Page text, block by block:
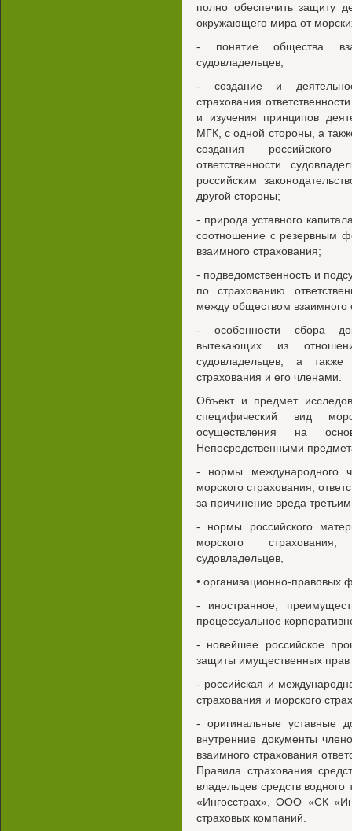
полно обеспечить защиту
окружающего мира от
- понятие общества
судовладельцев;
- создание и
страхования
и изучения принципов
МГК, с одной стороны, а
создания российского
ответственности
российским
другой стороны;
- природа уставного
соотношение с резервным
взаимного страхования;
- подведомственность и
по страхованию
между обществом взаимного
- особенности сбора
вытекающих из
судовладельцев, а
страхования и его членами.
Объект и предмет
специфический вид
осуществления на
Непосредственными
- нормы международного
морского страхования,
за причинение вреда
- нормы российского
морского
судовладельцев,
• организационно-правовых
- иностранное,
процессуальное
- новейшее российское
защиты имущественных прав
- российская и
страхования и морского
- оригинальные уставные
внутренние документы
взаимного страхования
Правила страхования
владельцев средств
«Ингосстрах», ООО «СК
страховых компаний.